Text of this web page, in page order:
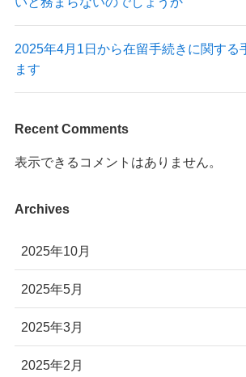
2025年4月1日から在留手続きに関する
ます
Recent Comments
表示できるコメントはありません。
Archives
2025年10月
2025年5月
2025年3月
2025年2月